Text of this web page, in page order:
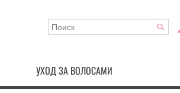
УХОД ЗА ВОЛОСАМИ